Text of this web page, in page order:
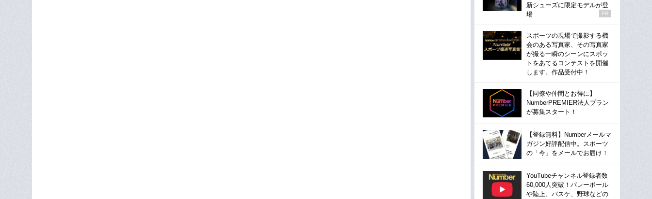
新シューズに限定モデルが登
場
PR
スポーツの現場で撮影する機
会のある写真家、その写真家
が撮る一瞬のシーンにスポッ
トをあてるコンテストを開催
します。作品受付中！
【同僚や仲間とお得に】
NumberPREMIER法人プラン
が募集スタート！
【登録無料】Numberメールマ
ガジン好評配信中。スポーツ
の「今」をメールでお届け！
YouTubeチャンネル登録者数
60,000人突破！バレーボール
や陸上、バスケ、野球などの